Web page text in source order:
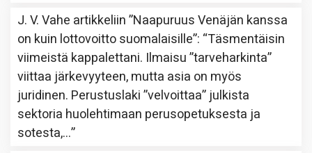
J. V. Vahe artikkeliin”Naapuruus Venäjän kanssa
on kuin lottovoitto suomalaisille”: “Täsmentäisin
viimeistä kappalettani. Ilmaisu ”tarveharkinta”
viittaa järkevyyteen, mutta asia on myös
juridinen. Perustuslaki ”velvoittaa” julkista
sektoria huolehtimaan perusopetuksesta ja
sotesta,…”